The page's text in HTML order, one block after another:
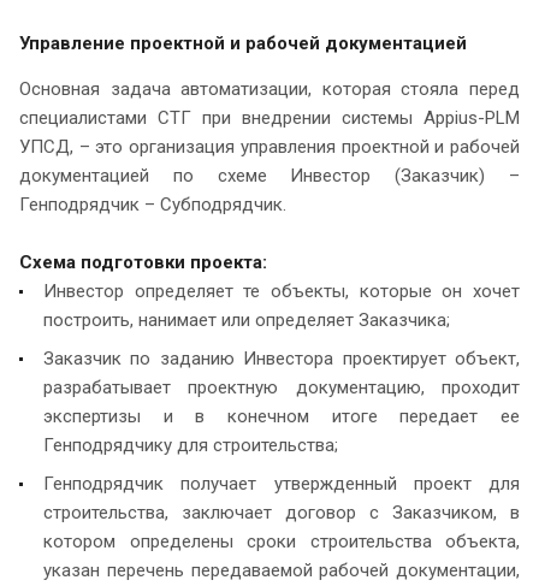
Управление проектной и рабочей документацией
Основная задача автоматизации, которая стояла перед
специалистами СТГ при внедрении системы Appius-PLM
УПСД, – это организация управления проектной и рабочей
документацией по схеме Инвестор (Заказчик) –
Генподрядчик – Субподрядчик.
Схема подготовки проекта:
Инвестор определяет те объекты, которые он хочет
построить, нанимает или определяет Заказчика;
Заказчик по заданию Инвестора проектирует объект,
разрабатывает проектную документацию, проходит
экспертизы и в конечном итоге передает ее
Генподрядчику для строительства;
Генподрядчик получает утвержденный проект для
строительства, заключает договор с Заказчиком, в
котором определены сроки строительства объекта,
указан перечень передаваемой рабочей документации,